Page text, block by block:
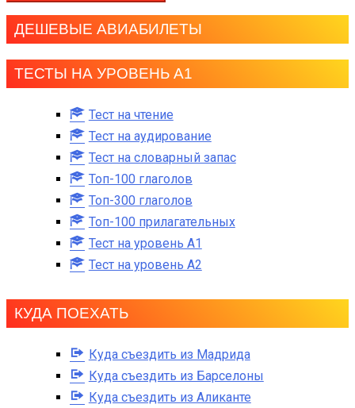
ДЕШЕВЫЕ АВИАБИЛЕТЫ
ТЕСТЫ НА УРОВЕНЬ А1
Тест на чтение
Тест на аудирование
Тест на словарный запас
Топ-100 глаголов
Топ-300 глаголов
Топ-100 прилагательных
Тест на уровень A1
Тест на уровень A2
КУДА ПОЕХАТЬ
Куда съездить из Мадрида
Куда съездить из Барселоны
Куда съездить из Аликанте